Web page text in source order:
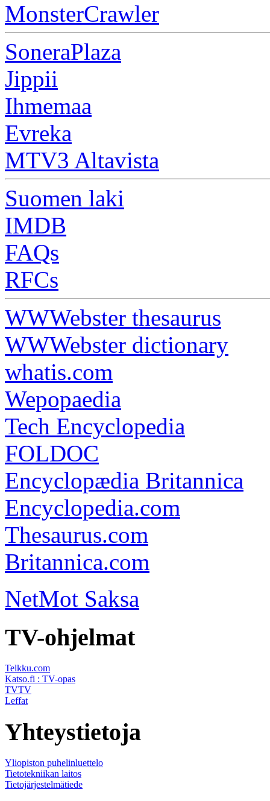
MonsterCrawler
SoneraPlaza
Jippii
Ihmemaa
Evreka
MTV3 Altavista
Suomen laki
IMDB
FAQs
RFCs
WWWebster thesaurus
WWWebster dictionary
whatis.com
Wepopaedia
Tech Encyclopedia
FOLDOC
Encyclopædia Britannica
Encyclopedia.com
Thesaurus.com
Britannica.com
NetMot Saksa
TV-ohjelmat
Telkku.com
Katso.fi : TV-opas
TVTV
Leffat
Yhteystietoja
Yliopiston puhelinluettelo
Tietotekniikan laitos
Tietojärjestelmätiede